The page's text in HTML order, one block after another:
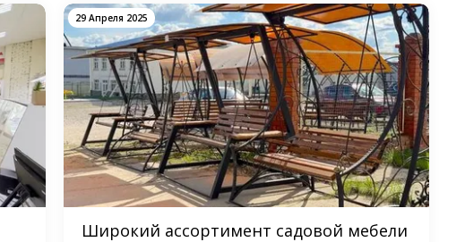
29 Апреля 2025
Широкий ассортимент садовой мебели